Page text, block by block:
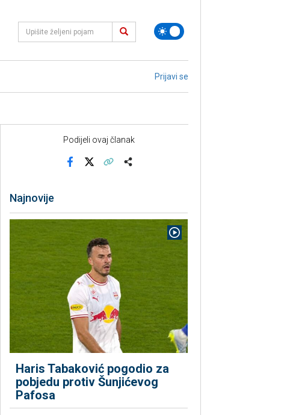
Prijavi se
Podijeli ovaj članak
Najnovije
Haris Tabaković pogodio za
pobjedu protiv Šunjićevog
Pafosa